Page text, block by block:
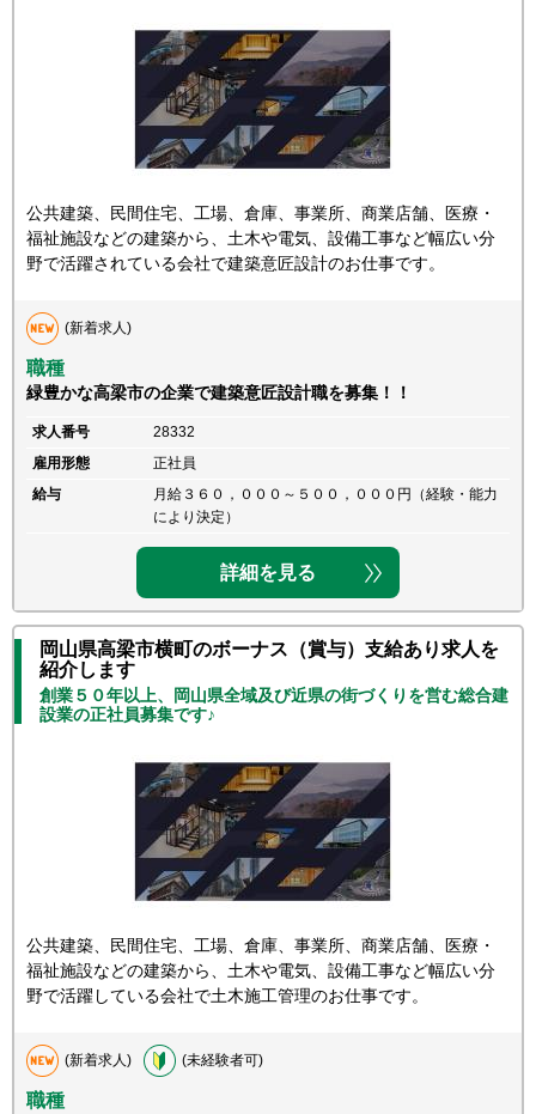
公共建築、民間住宅、工場、倉庫、事業所、商業店舗、医療・
福祉施設などの建築から、土木や電気、設備工事など幅広い分
野で活躍されている会社で建築意匠設計のお仕事です。
(新着求人)
職種
緑豊かな高梁市の企業で建築意匠設計職を募集！！
求人番号
28332
雇用形態
正社員
給与
月給３６０，０００～５００，０００円（経験・能力
により決定）
詳細を見る
岡山県高梁市横町のボーナス（賞与）支給あり求人を
紹介します
創業５０年以上、岡山県全域及び近県の街づくりを営む総合建
設業の正社員募集です♪
公共建築、民間住宅、工場、倉庫、事業所、商業店舗、医療・
福祉施設などの建築から、土木や電気、設備工事など幅広い分
野で活躍している会社で土木施工管理のお仕事です。
(新着求人) (未経験者可)
職種